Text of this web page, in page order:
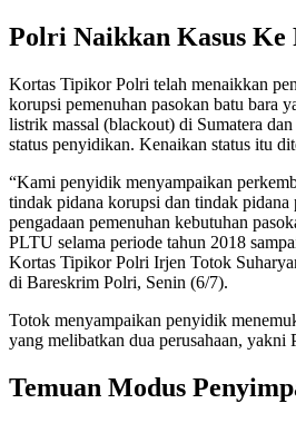
Polri Naikkan Kasus Ke
Kortas Tipikor Polri telah menaikkan
korupsi pemenuhan pasokan batu bara
listrik massal (blackout) di Sumatera
status penyidikan. Kenaikan status itu
“Kami penyidik menyampaikan
tindak pidana korupsi dan tindak pidana
pengadaan pemenuhan kebutuhan
PLTU selama periode tahun 2018
Kortas Tipikor Polri Irjen Totok
di Bareskrim Polri, Senin (6/7).
Totok menyampaikan penyidik
yang melibatkan dua perusahaan,
Temuan Modus